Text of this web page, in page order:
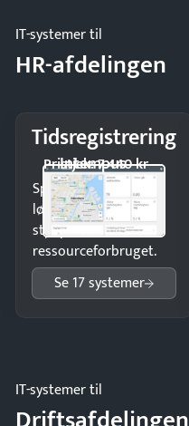
IT-systemer til
HR-afdelingen
Tidsregistrering
Intempus
Pristjek: 7.440 kr
Spar tid på
lønberegning og få
styr på
ressourceforbruget.
Se 17 systemer
IT-systemer til